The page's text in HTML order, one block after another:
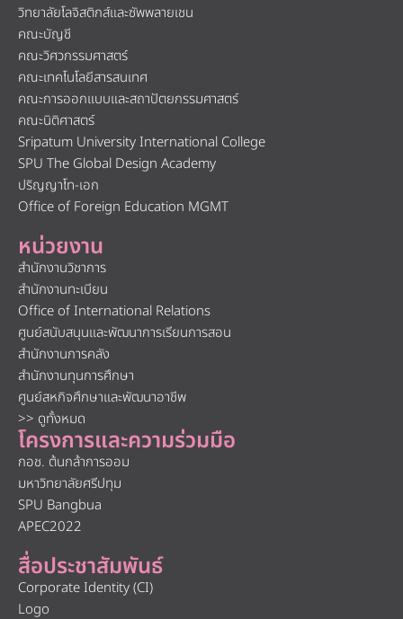
วิทยาลัยโลจิสติกส์และซัพพลายเชน
คณะบัญชี
คณะวิศวกรรมศาสตร์
คณะเทคโนโลยีสารสนเทศ
คณะการออกแบบและสถาปัตยกรรมศาสตร์
คณะนิติศาสตร์
Sripatum University International College
SPU The Global Design Academy
ปริญญาโท-เอก
Office of Foreign Education MGMT
หน่วยงาน
สำนักงานวิชาการ
สำนักงานทะเบียน
Office of International Relations
ศูนย์สนับสนุนและพัฒนาการเรียนการสอน
สำนักงานการคลัง
สำนักงานทุนการศึกษา
ศูนย์สหกิจศึกษาและพัฒนาอาชีพ
>> ดูทั้งหมด
โครงการและความร่วมมือ
กอช. ต้นกล้าการออม
มหาวิทยาลัยศรีปทุม
SPU Bangbua
APEC2022
สื่อประชาสัมพันธ์
Corporate Identity (CI)
Logo